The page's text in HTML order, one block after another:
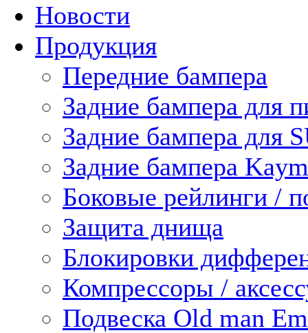
Новости
Продукция
Передние бампера
Задние бампера для
Задние бампера для
Задние бампера
Боковые рейлинги /
Защита днища
Блокировки
Компрессоры /
Подвеска Old man